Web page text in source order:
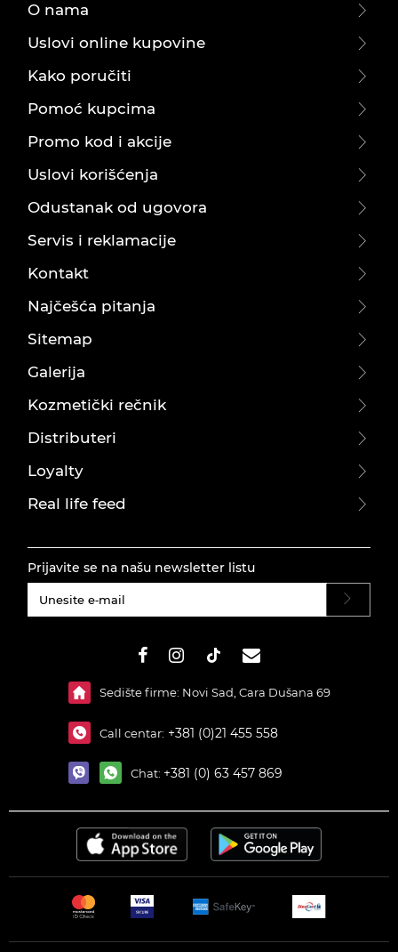
O nama
Uslovi online kupovine
Kako poručiti
Pomoć kupcima
Promo kod i akcije
Uslovi korišćenja
Odustanak od ugovora
Servis i reklamacije
Kontakt
Najčešća pitanja
Sitemap
Galerija
Kozmetički rečnik
Distributeri
Loyalty
Real life feed
Prijavite se na našu newsletter listu
Sedište firme: Novi Sad, Cara Dušana 69
Call centar: +381 (0)21 455 558
Chat: +381 (0) 63 457 869